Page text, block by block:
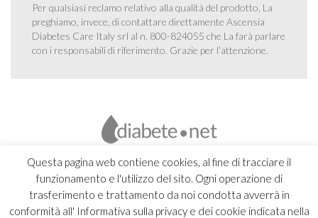
Questa pagina web contiene cookies, al fine di tracciare il
funzionamento e l'utilizzo del sito. Ogni operazione di
trasferimento e trattamento da noi condotta avverrà in
conformità all' Informativa sulla privacy e dei cookie indicata nella
Per qualsiasi reclamo relativo alla qualità del prodotto, La
preghiamo, invece, di contattare direttamente Ascensia
Diabetes Care Italy srl al n. 800-824055 che La farà parlare
con i responsabili di riferimento. Grazie per l’attenzione.